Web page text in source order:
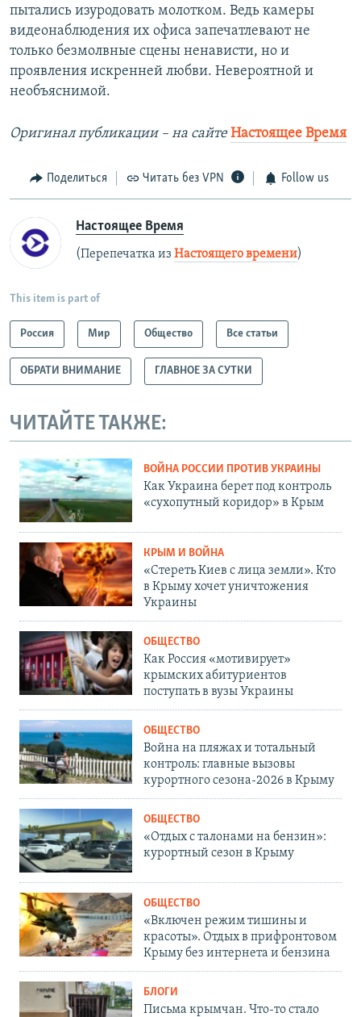
пытались изуродовать молотком. Ведь камеры
видеонаблюдения их офиса запечатлевают не
только безмолвные сцены ненависти, но и
проявления искренней любви. Невероятной и
необъяснимой.
Оригинал публикации – на сайте Настоящее Время
Поделиться Читать без VPN Follow us
Настоящее Время
(Перепечатка из Настоящего времени)
This item is part of
Россия Мир Общество Все статьи
ОБРАТИ ВНИМАНИЕ ГЛАВНОЕ ЗА СУТКИ
ЧИТАЙТЕ ТАКЖЕ:
ВОЙНА РОССИИ ПРОТИВ УКРАИНЫ
Как Украина берет под контроль
«сухопутный коридор» в Крым
КРЫМ И ВОЙНА
«Стереть Киев с лица земли». Кто
в Крыму хочет уничтожения
Украины
ОБЩЕСТВО
Как Россия «мотивирует»
крымских абитуриентов
поступать в вузы Украины
ОБЩЕСТВО
Война на пляжах и тотальный
контроль: главные вызовы
курортного сезона-2026 в Крыму
ОБЩЕСТВО
«Отдых с талонами на бензин»:
курортный сезон в Крыму
ОБЩЕСТВО
«Включен режим тишины и
красоты». Отдых в прифронтовом
Крыму без интернета и бензина
БЛОГИ
Письма крымчан. Что-то стало